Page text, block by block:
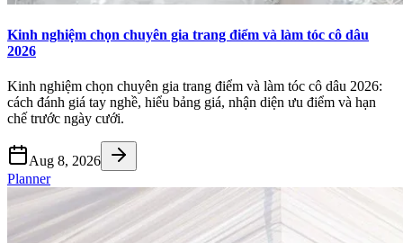
Kinh nghiệm chọn chuyên gia trang điểm và làm tóc cô dâu
2026
Kinh nghiệm chọn chuyên gia trang điểm và làm tóc cô dâu 2026:
cách đánh giá tay nghề, hiểu bảng giá, nhận diện ưu điểm và hạn
chế trước ngày cưới.
Aug 8, 2026
Planner